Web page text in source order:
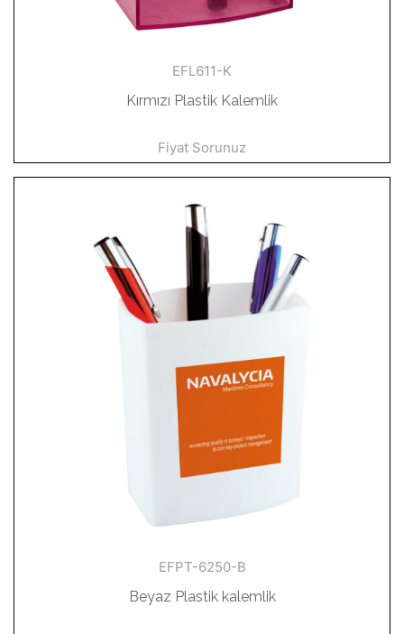
EFL611-K
Kırmızı Plastik Kalemlik
Fiyat Sorunuz
EFPT-6250-B
Beyaz Plastik kalemlik